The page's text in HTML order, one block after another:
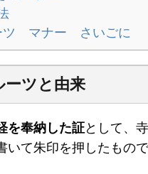
ツ マナー さいごに
ーツと由来
を奉納した証として、
いて朱印を押したもので